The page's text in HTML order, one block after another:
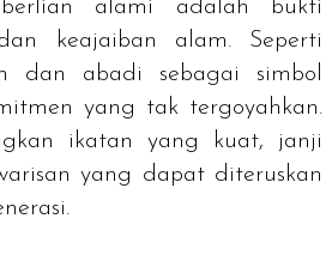
alami adalah bukti
keajaiban alam. Seperti
dan abadi sebagai simbol
yang tak tergoyahkan.
ikatan yang kuat, janji
yang dapat diteruskan